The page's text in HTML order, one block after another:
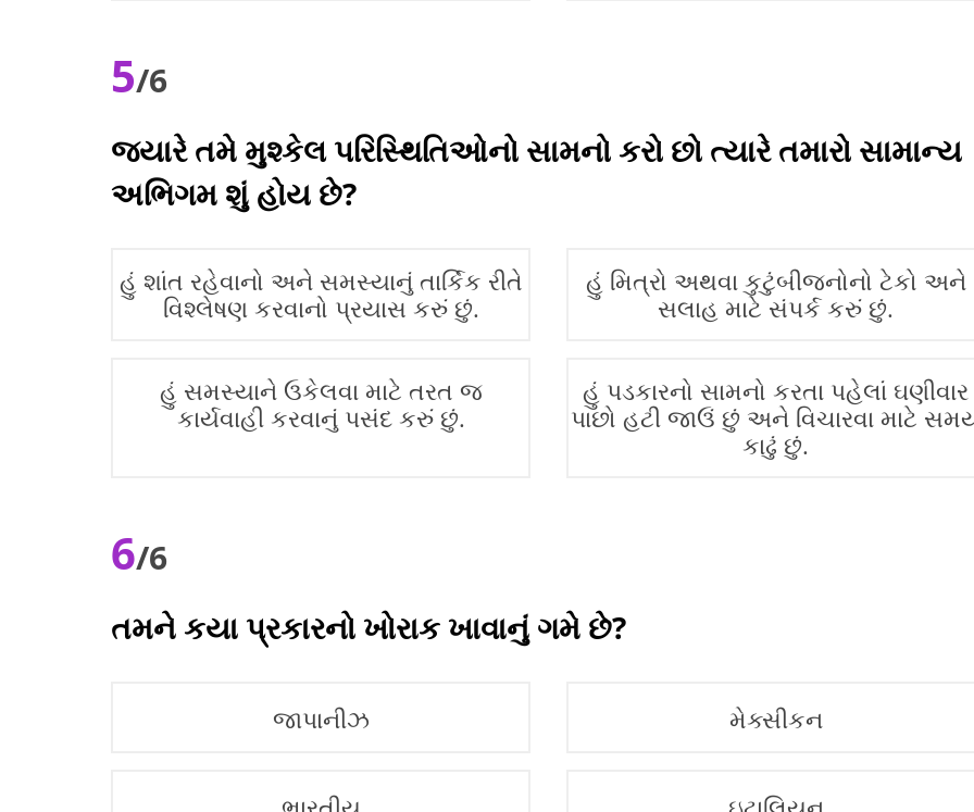
5/6
જ્યારે તમે મુશ્કેલ પરિસ્થિતિઓનો સામનો કરો છો ત્યારે તમારો સામાન્ય
અભિગમ શું હોય છે?
હું શાંત રહેવાનો અને સમસ્યાનું તાર્કિક રીતે
વિશ્લેષણ કરવાનો પ્રયાસ કરું છું.
હું મિત્રો અથવા કુટુંબીજનોનો ટેકો અને
સલાહ માટે સંપર્ક કરું છું.
હું સમસ્યાને ઉકેલવા માટે તરત જ
કાર્યવાહી કરવાનું પસંદ કરું છું.
હું પડકારનો સામનો કરતા પહેલાં ઘણીવાર
પાછો હટી જાઉં છું અને વિચારવા માટે
કાઢું છું.
6/6
તમને કયા પ્રકારનો ખોરાક ખાવાનું ગમે છે?
જાપાનીઝ મેક્સીકન